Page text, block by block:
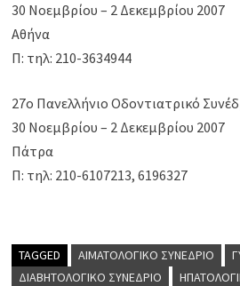
30 Νοεμβρίου – 2 Δεκεμβρίου 2007
Αθήνα
Π: τηλ: 210-3634944
27o Πανελλήνιο Οδοντιατρικό
30 Νοεμβρίου – 2 Δεκεμβρίου 2007
Πάτρα
Π: τηλ: 210-6107213, 6196327
TAGGED ΑΙΜΑΤΟΛΟΓΙΚΌ ΣΥΝΈΔΡΙΟ
ΔΙΑΒΗΤΟΛΟΓΙΚΌ ΣΥΝΈΔΡΙΟ